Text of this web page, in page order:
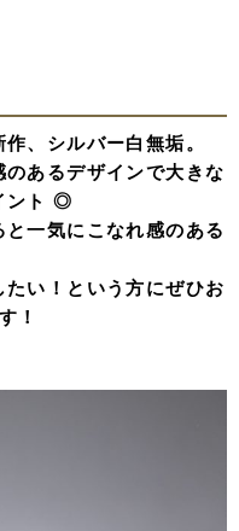
、シルバー白無垢。
あるデザインで大きな
ント ◎
一気にこなれ感のある
い！という方にぜひお
！